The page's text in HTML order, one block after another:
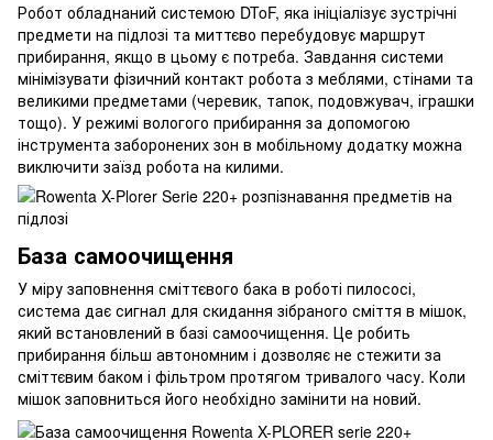
Робот обладнаний системою DToF, яка ініціалізує зустрічні
предмети на підлозі та миттєво перебудовує маршрут
прибирання, якщо в цьому є потреба. Завдання системи
мінімізувати фізичний контакт робота з меблями, стінами та
великими предметами (черевик, тапок, подовжувач, іграшки
тощо). У режимі вологого прибирання за допомогою
інструмента заборонених зон в мобільному додатку можна
виключити заїзд робота на килими.
База самоочищення
У міру заповнення сміттєвого бака в роботі пилососі,
система дає сигнал для скидання зібраного сміття в мішок,
який встановлений в базі самоочищення. Це робить
прибирання більш автономним і дозволяє не стежити за
сміттєвим баком і фільтром протягом тривалого часу. Коли
мішок заповниться його необхідно замінити на новий.